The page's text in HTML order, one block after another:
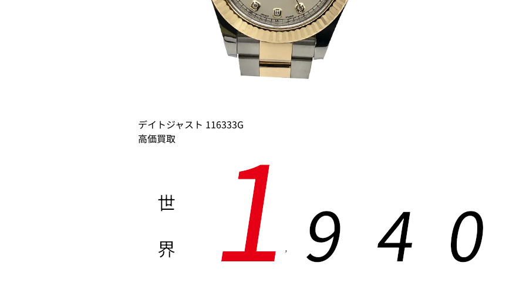
デイトジャスト 116333G
高価買取
世
界 1, 9 4 0